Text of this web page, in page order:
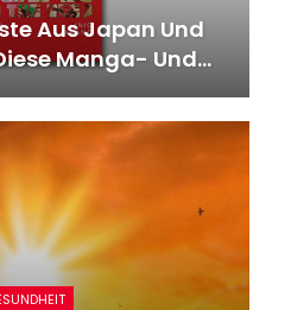
Aus Japan Und
Manga- Und…